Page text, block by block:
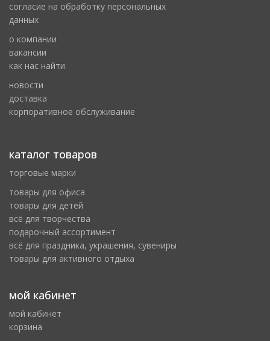
cогласие на обработку персональных
данных
о компании
вакансии
как нас найти
новости
доставка
корпоративное обслуживание
каталог товаров
торговые марки
товары для офиса
товары для детей
всё для творчества
подарочный ассортимент
всё для праздника, украшения, сувениры
товары для активного отдыха
мой кабинет
мой кабинет
корзина